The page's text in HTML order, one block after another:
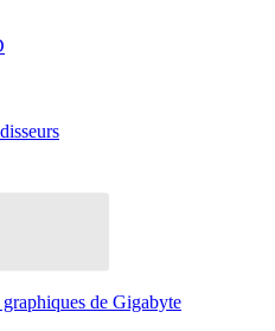
de Gigabyte